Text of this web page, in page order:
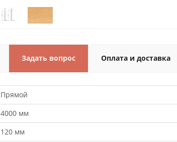
Задать вопрос Оплата и доставка
Прямой
4000 мм
120 мм